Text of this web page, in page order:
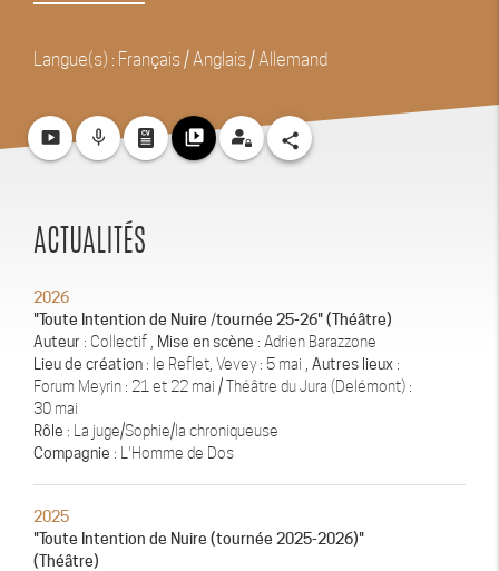
Langue(s) : Français / Anglais / Allemand
smart_display mic_none video_library share
ACTUALITÉS
2026
"Toute Intention de Nuire /tournée 25-26" (Théâtre)
Auteur : Collectif , Mise en scène : Adrien Barazzone
Lieu de création : le Reflet, Vevey : 5 mai , Autres lieux :
Forum Meyrin : 21 et 22 mai / Théâtre du Jura (Delémont) :
30 mai
Rôle : La juge/Sophie/la chroniqueuse
Compagnie : L'Homme de Dos
2025
"Toute Intention de Nuire (tournée 2025-2026)"
(Théâtre)